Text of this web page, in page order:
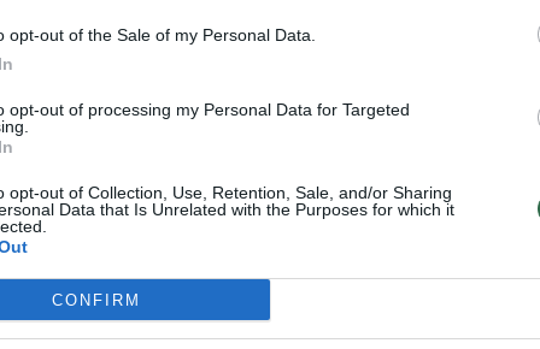
opt-out of the Sale of my Personal Data.
opt-out of processing my Personal Data for Targeted
opt-out of Collection, Use, Retention, Sale, and/or Sharing
Data that Is Unrelated with the Purposes for which it
CONFIRM
Ispanija mėnesiui įvedė sienų kontrolę iš
00:01:05
Viduržemio jūra pasiekė rekordą: vanduo
Žinios | Pasaulis